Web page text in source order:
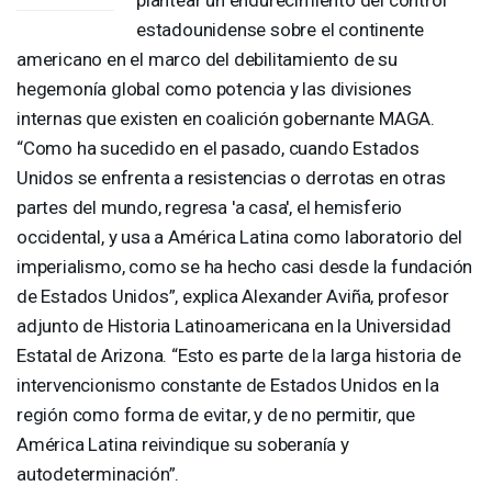
estadounidense sobre el continente
americano en el marco del debilitamiento de su
hegemonía global como potencia y las divisiones
internas que existen en coalición gobernante MAGA.
“Como ha sucedido en el pasado, cuando Estados
Unidos se enfrenta a resistencias o derrotas en otras
partes del mundo, regresa 'a casa', el hemisferio
occidental, y usa a América Latina como laboratorio del
imperialismo, como se ha hecho casi desde la fundación
de Estados Unidos”, explica Alexander Aviña, profesor
adjunto de Historia Latinoamericana en la Universidad
Estatal de Arizona. “Esto es parte de la larga historia de
intervencionismo constante de Estados Unidos en la
región como forma de evitar, y de no permitir, que
América Latina reivindique su soberanía y
autodeterminación”.